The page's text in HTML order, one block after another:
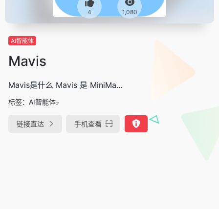
4 1,080
AI智能体
Mavis
Mavis是什么 Mavis 是 MiniMa...
标签： AI智能体
链接直达 手机查看